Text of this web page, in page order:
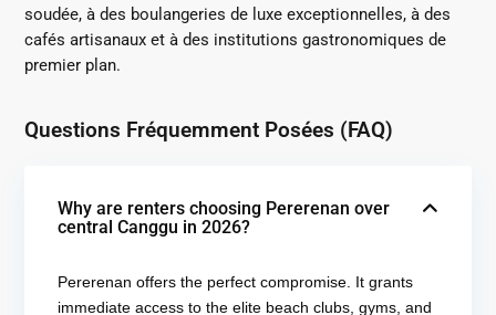
soudée, à des boulangeries de luxe exceptionnelles, à des
cafés artisanaux et à des institutions gastronomiques de
premier plan.
Questions Fréquemment Posées (FAQ)
Why are renters choosing Pererenan over
central Canggu in 2026?
Pererenan offers the perfect compromise. It grants
immediate access to the elite beach clubs, gyms, and